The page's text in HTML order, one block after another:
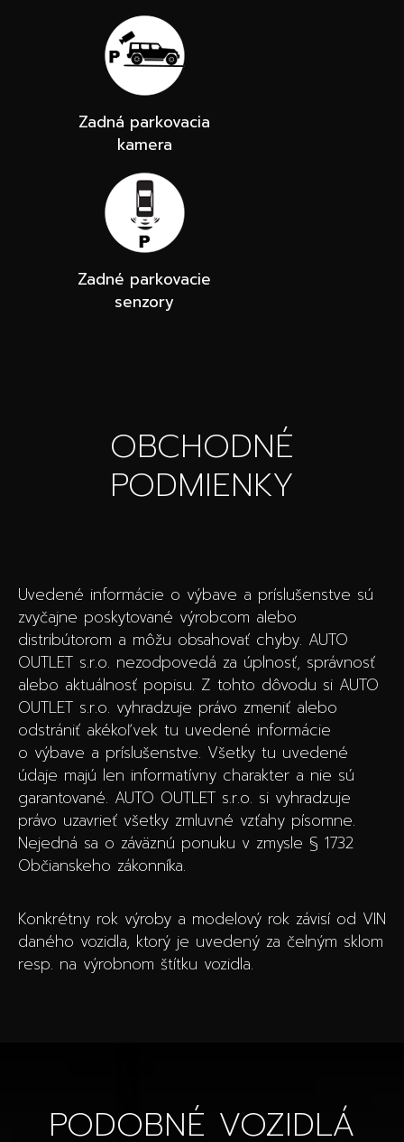
Zadná parkovacia
kamera
Zadné parkovacie
senzory
OBCHODNÉ
PODMIENKY
Uvedené informácie o výbave a príslušenstve sú
zvyčajne poskytované výrobcom alebo
distribútorom a môžu obsahovať chyby. AUTO
OUTLET s.r.o. nezodpovedá za úplnosť, správnosť
alebo aktuálnosť popisu. Z tohto dôvodu si AUTO
OUTLET s.r.o. vyhradzuje právo zmeniť alebo
odstrániť akékoľvek tu uvedené informácie
o výbave a príslušenstve. Všetky tu uvedené
údaje majú len informatívny charakter a nie sú
garantované. AUTO OUTLET s.r.o. si vyhradzuje
právo uzavrieť všetky zmluvné vzťahy písomne.
Nejedná sa o záväznú ponuku v zmysle § 1732
Občianskeho zákonníka.
Konkrétny rok výroby a modelový rok závisí od VIN
daného vozidla, ktorý je uvedený za čelným sklom
resp. na výrobnom štítku vozidla.
PODOBNÉ VOZIDLÁ